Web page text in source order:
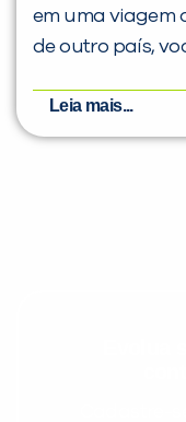
em uma viagem
de outro país,
Leia mais...